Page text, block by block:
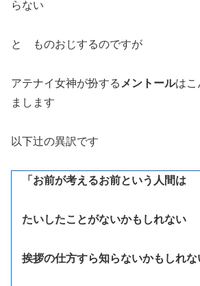
らない
と ものおじするのですが
アテナイ女神が扮する メントールはこ
まします
以下辻の異訳です
「お前が考えるお前という人間は
たいしたことがないかもしれない
挨拶の仕方すら知らないかもしれな